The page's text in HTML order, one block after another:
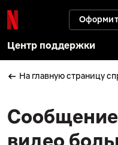
Центр поддержки
На главную страницу
видео